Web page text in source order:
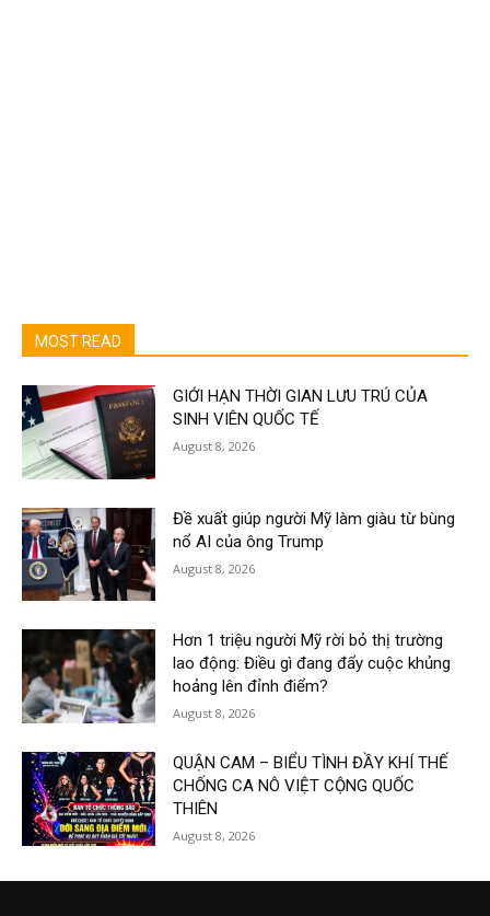
MOST READ
GIỚI HẠN THỜI GIAN LƯU TRÚ CỦA
SINH VIÊN QUỐC TẾ
August 8, 2026
Đề xuất giúp người Mỹ làm giàu từ bùng
nổ AI của ông Trump
August 8, 2026
Hơn 1 triệu người Mỹ rời bỏ thị trường
lao động: Điều gì đang đẩy cuộc khủng
hoảng lên đỉnh điểm?
August 8, 2026
QUẬN CAM – BIỂU TÌNH ĐẦY KHÍ THẾ
CHỐNG CA NÔ VIỆT CỘNG QUỐC
THIÊN
August 8, 2026